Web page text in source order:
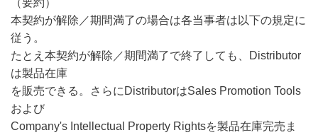
（要約）
本契約が解除／期間満了の場合は各当事者は以下の規定に
従う。
たとえ本契約が解除／期間満了で終了しても、Distributor
は製品在庫
を販売できる。さらにDistributorはSales Promotion Tools
および
Company's Intellectual Property Rightsを製品在庫完売ま